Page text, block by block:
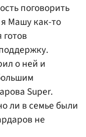
поговорить
Машу как-то
о ней и
Super.
ли в семье были
не